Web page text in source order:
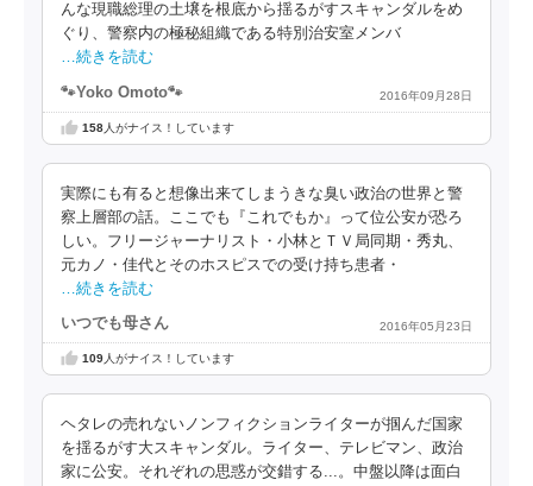
んな現職総理の土壌を根底から揺るがすスキャンダルをめ
ぐり、警察内の極秘組織である特別治安室メンバ
…続きを読む
🐾Yoko Omoto🐾 2016年09月28日
158人がナイス！しています
実際にも有ると想像出来てしまうきな臭い政治の世界と警
察上層部の話。ここでも『これでもか』って位公安が恐ろ
しい。フリージャーナリスト・小林とＴＶ局同期・秀丸、
元カノ・佳代とそのホスピスでの受け持ち患者・
…続きを読む
いつでも母さん 2016年05月23日
109人がナイス！しています
ヘタレの売れないノンフィクションライターが掴んだ国家
を揺るがす大スキャンダル。ライター、テレビマン、政治
家に公安。それぞれの思惑が交錯する...。中盤以降は面白